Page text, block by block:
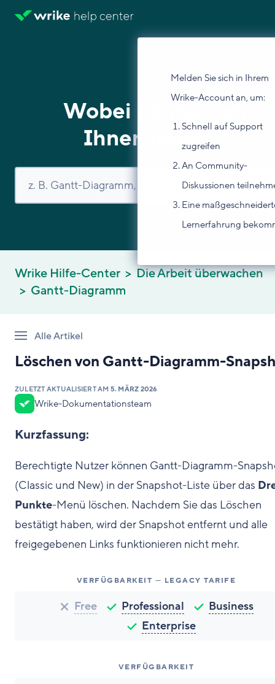
Melden Sie sich in Ihrem
Wrike-Account an, um:
Schnell auf Support
zugreifen
An Community-
Diskussionen
Eine
Lernerfahrung
Wobei können wir
Ihnen helfen?
Wrike Hilfe-Center
Die Arbeit überwachen
Gantt-Diagramm
Alle Artikel
Löschen von Gantt-Diagramm-
ZULETZT AKTUALISIERT AM 5. MÄRZ 2026
Wrike-Dokumentationsteam
Kurzfassung:
Berechtigte Nutzer können Gantt-Diagramm-
(Classic und New) in der Snapshot-Liste über das
Punkte-Menü löschen. Nachdem Sie das Löschen
bestätigt haben, wird der Snapshot entfernt und alle
freigegebenen Links funktionieren nicht mehr.
VERFÜGBARKEIT — LEGACY TARIFE
Free Professional
Business
Enterprise
VERFÜGBARKEIT